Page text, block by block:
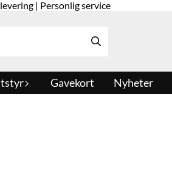
| Personlig service
Gavekort Nyheter